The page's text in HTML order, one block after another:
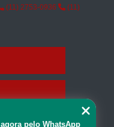
(11) 2753-0936
(11)
pelo WhatsApp